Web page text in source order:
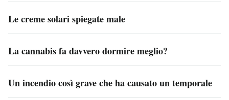
Le creme solari spiegate male
La cannabis fa davvero dormire meglio?
Un incendio così grave che ha causato un temporale